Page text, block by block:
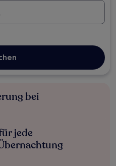
bei
jede